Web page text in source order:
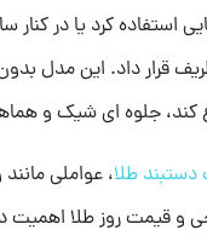
استفاده کرد یا در کنار
قرار داد. این مدل
جلوه ای شیک و
طلا، عواملی
و قیمت روز طلا اهمیت